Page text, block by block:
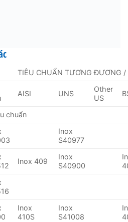
TIÊU CHUẨN TƯƠNG ĐƯƠNG /
AISI UNS
Other
US
chuẩn
Inox
S40977
Inox 409
Inox
S40900
Inox
410S
Inox
S41008